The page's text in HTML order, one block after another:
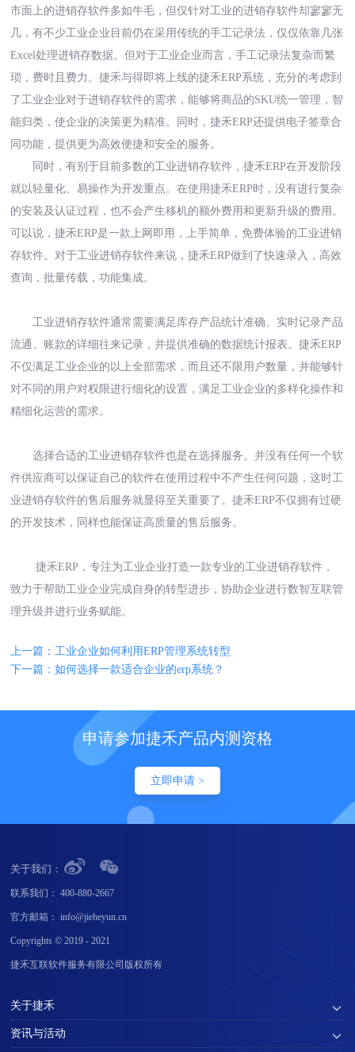
市面上的进销存软件多如牛毛，但仅针对工业的进销存软件却寥寥无
几，有不少工业企业目前仍在采用传统的手工记录法，仅仅依靠几张
Excel处理进销存数据。但对于工业企业而言，手工记录法复杂而繁
琐，费时且费力。捷禾与得即将上线的捷禾ERP系统，充分的考虑到
了工业企业对于进销存软件的需求，能够将商品的SKU统一管理，智
能归类，使企业的决策更为精准。同时，捷禾ERP还提供电子签章合
同功能，提供更为高效便捷和安全的服务。
同时，有别于目前多数的工业进销存软件，捷禾ERP在开发阶段
就以轻量化、易操作为开发重点。在使用捷禾ERP时，没有进行复杂
的安装及认证过程，也不会产生移机的额外费用和更新升级的费用。
可以说，捷禾ERP是一款上网即用，上手简单，免费体验的工业进销
存软件。对于工业进销存软件来说，捷禾ERP做到了快速录入，高效
查询，批量传载，功能集成。
工业进销存软件通常需要满足库存产品统计准确、实时记录产品
流通、账款的详细往来记录，并提供准确的数据统计报表。捷禾ERP
不仅满足工业企业的以上全部需求，而且还不限用户数量，并能够针
对不同的用户对权限进行细化的设置，满足工业企业的多样化操作和
精细化运营的需求。
选择合适的工业进销存软件也是在选择服务。并没有任何一个软
件供应商可以保证自己的软件在使用过程中不产生任何问题，这时工
业进销存软件的售后服务就显得至关重要了。捷禾ERP不仅拥有过硬
的开发技术，同样也能保证高质量的售后服务。
捷禾ERP，专注为工业企业打造一款专业的工业进销存软件，
致力于帮助工业企业完成自身的转型进步，协助企业进行数智互联管
理升级并进行业务赋能。
上一篇：工业企业如何利用ERP管理系统转型
下一篇：如何选择一款适合企业的erp系统？
申请参加捷禾产品内测资格
立即申请 >
关于我们：
联系我们： 400-880-2667
官方邮箱： info@jieheyun.cn
Copyrights © 2019 - 2021
捷禾互联软件服务有限公司版权所有
关于捷禾
资讯与活动